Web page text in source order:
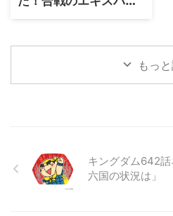
ト軍師と軍配者はどう
もっ
キングダム642
六国の状況は」